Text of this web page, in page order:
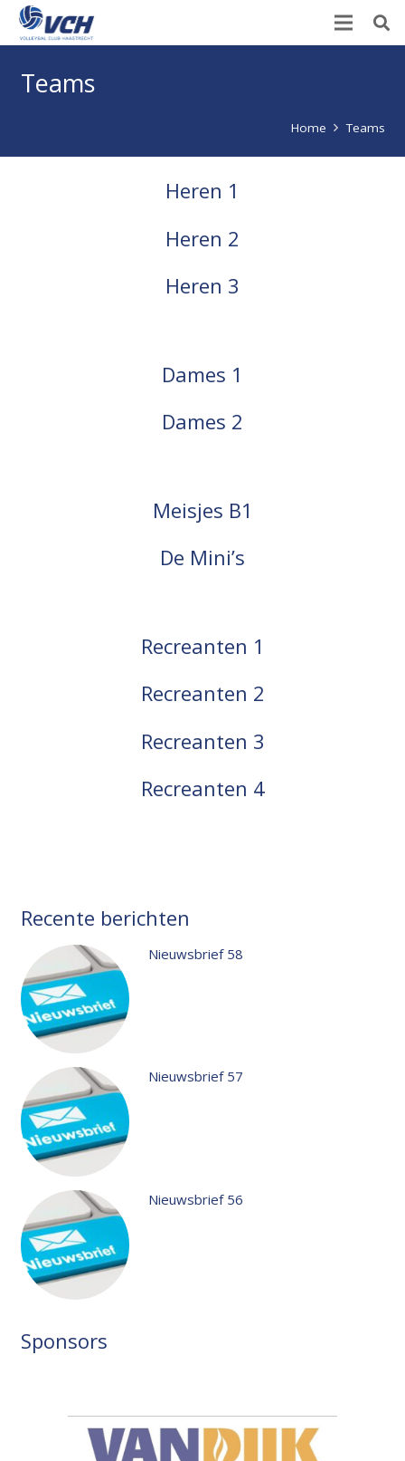
Teams
Home Teams
Heren 1
Heren 2
Heren 3
Dames 1
Dames 2
Meisjes B1
De Mini’s
Recreanten 1
Recreanten 2
Recreanten 3
Recreanten 4
Recente berichten
Nieuwsbrief 58
Nieuwsbrief 57
Nieuwsbrief 56
Sponsors